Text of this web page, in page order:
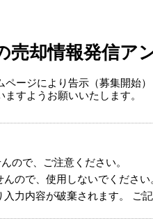
売却情報発信ア
ージにより告示（募集開始
すようお願いいたします。
ので、ご注意ください。
ので、使用しないでください
力内容が破棄されます。 ご